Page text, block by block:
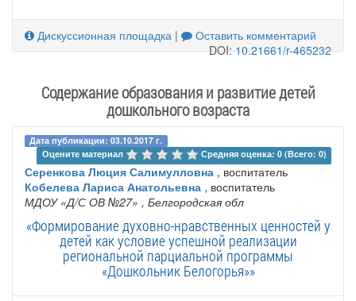
Дискуссионная площадка |
Оставить комментарий
DOI:10.21661/r-465232
Содержание образования и развитие детей
дошкольного возраста
Дата публикации: 03.10.2017 г.
Оцените материал
Средняя оценка: 0 (Всего: 0)
Серенкова Люция Салимулловна , воспитатель
Кобелева Лариса Анатольевна , воспитатель
МДОУ «Д/С ОВ №27» , Белгородская обл
«Формирование духовно-нравственных ценностей у
детей как условие успешной реализации
региональной парциальной программы
«Дошкольник Белогорья»»